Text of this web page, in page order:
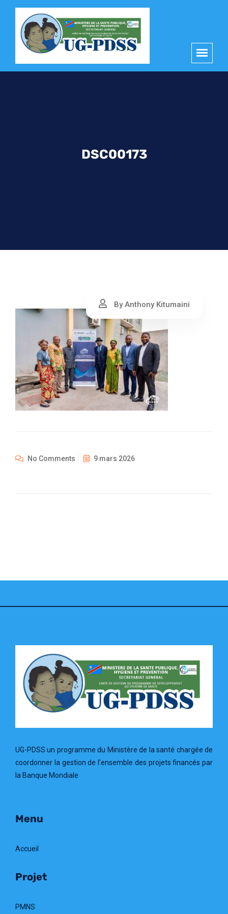
DSC00173
By Anthony Kitumaini
No Comments 9 mars 2026
UG-PDSS un programme du Ministère de la santé chargée de
coordonner la gestion de l’ensemble des projets financés par
la Banque Mondiale
Menu
Accueil
Projet
PMNS